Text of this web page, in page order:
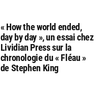
« How the world ended,
day by day », un essai chez
Lividian Press sur la
chronologie du « Fléau »
de Stephen King